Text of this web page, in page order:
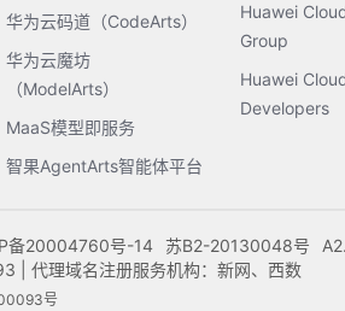
华为云码道（CodeArts）
华为云魔坊
（ModelArts）
MaaS模型即服务
智果AgentArts智能体平台
Huawei
Group
Huawei
Developers
备20004760号-14 苏B2-20130048号
| 代理域名注册服务机构：新网、西数
号